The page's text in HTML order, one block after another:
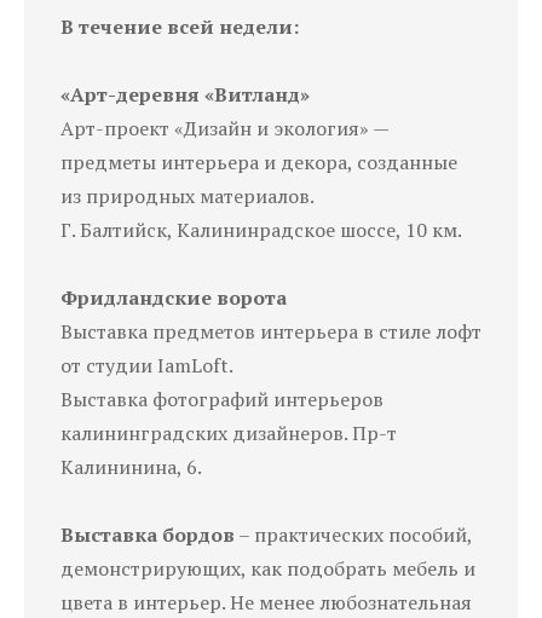
В течение всей недели:
«Арт-деревня «Витланд»
Арт-проект «Дизайн и экология» —
предметы интерьера и декора, созданные
из природных материалов.
Г. Балтийск, Калининрадское шоссе, 10 км.
Фридландские ворота
Выставка предметов интерьера в стиле лофт
от студии IamLoft.
Выставка фотографий интерьеров
калининградских дизайнеров. Пр-т
Калининина, 6.
Выставка бордов – практических пособий,
демонстрирующих, как подобрать мебель и
цвета в интерьер. Не менее любознательная